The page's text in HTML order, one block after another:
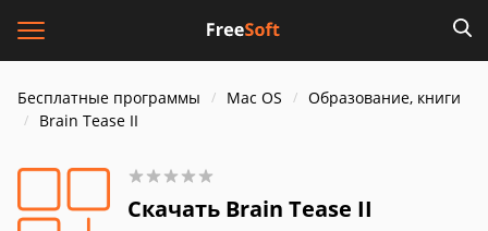
Бесплатные программы Mac OS
Образование, книги
Brain Tease II
Скачать Brain Tease II